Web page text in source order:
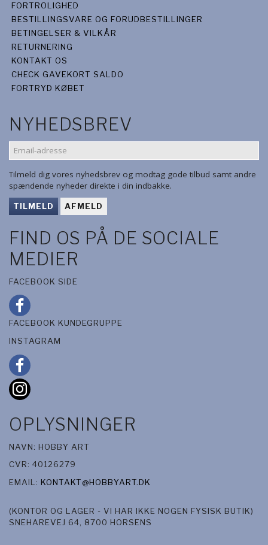
FORTROLIGHED
BESTILLINGSVARE OG FORUDBESTILLINGER
BETINGELSER & VILKÅR
RETURNERING
KONTAKT OS
CHECK GAVEKORT SALDO
FORTRYD KØBET
NYHEDSBREV
EMAIL-
ADRESSE
Tilmeld dig vores nyhedsbrev og modtag gode tilbud samt andre
spændende nyheder direkte i din indbakke.
TILMELD AFMELD
FIND OS PÅ DE SOCIALE
MEDIER
FACEBOOK SIDE
FACEBOOK KUNDEGRUPPE
INSTAGRAM
OPLYSNINGER
NAVN: HOBBY ART
CVR: 40126279
EMAIL: KONTAKT@HOBBYART.DK
(KONTOR OG LAGER - VI HAR IKKE NOGEN FYSISK BUTIK)
SNEHAREVEJ 64, 8700 HORSENS